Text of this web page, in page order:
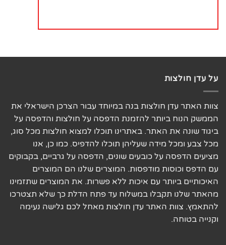
על עדן חולצות
צוות האתר עדן חולצות בנה במיוחד עבור הצרכן הישראלי את
הממשק הנוח ביותר להזמנת הדפסה על חולצות והדפסה על
ביגוד שונה את האתר. באתרינו תוכלו למצוא חולצות מכל סוג,
מכל צבע ומכל מידה שעליהן תוכלו להדפיס. כמו כן, אנו
מציעים הדפסה על כובעים שונים, הדפסה על גרביים, בקבוקים
עם הדפס וכוסות מודפסות. המוצרים שלנו הם המוצרים
האיכותיים ביותר עם איכות ללא פשרות. את המוצרים שתזמינו
מהאתר שלנו תקבלו במשלוח עד פתח הדלת כך שלא תצטרכו
להתאמץ. צוות האתר עדן חולצות מאחל לכם גלישה נעימה
וקנייה בטוחה.